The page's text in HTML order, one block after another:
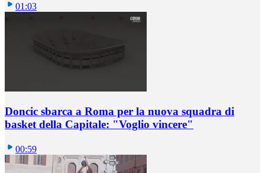
01:03
Doncic sbarca a Roma per la nuova squadra di
basket della Capitale: "Voglio vincere"
00:59